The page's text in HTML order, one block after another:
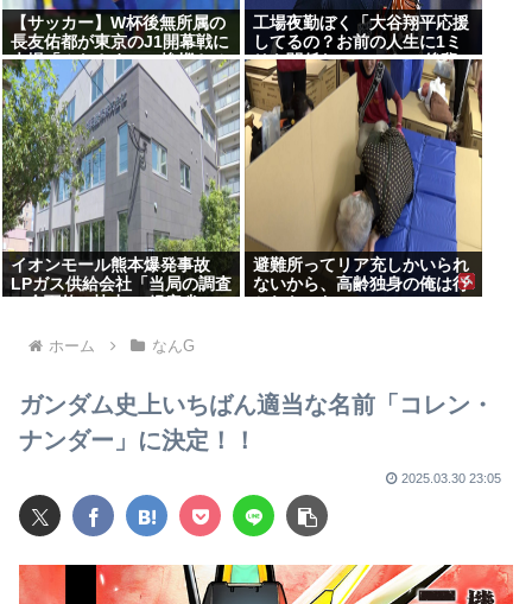
【サッカー】W杯後無所属の
長友佑都が東京のJ1開幕戦に
来場「みなさまへご挨拶させ
ていただきます」
工場夜勤ぼく「大谷翔平応援
してるの？お前の人生に1ミ
リも関係ないのに？」 後輩に
説教してきた
イオンモール熊本爆発事故
LPガス供給会社「当局の調査
に全面的に協力」 経産省
とする見解で一致」と発表
避難所ってリア充しかいられ
ないから、高齢独身の俺は行
かれないわ
ホーム なんG
ガンダム史上いちばん適当な名前「コレン・
ナンダー」に決定！！
2025.03.30 23:05